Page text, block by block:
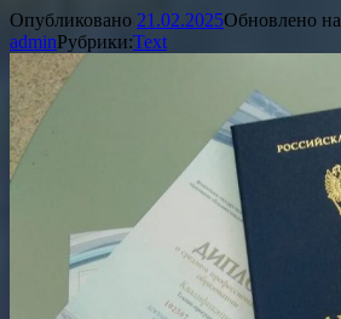
Опубликовано 21.02.2025Обновлено на
adminРубрики:Text